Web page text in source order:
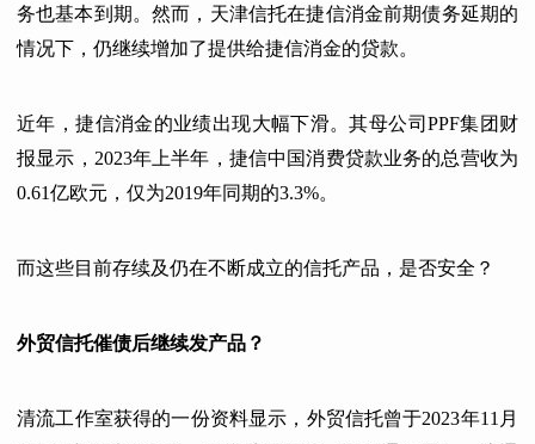
务也基本到期。然而，天津信托在捷信消金前期债务延期的
情况下，仍继续增加了提供给捷信消金的贷款。
近年，捷信消金的业绩出现大幅下滑。其母公司PPF集团财
报显示，2023年上半年，捷信中国消费贷款业务的总营收为
0.61亿欧元，仅为2019年同期的3.3%。
而这些目前存续及仍在不断成立的信托产品，是否安全？
外贸信托催债后继续发产品？
清流工作室获得的一份资料显示，外贸信托曾于2023年11月